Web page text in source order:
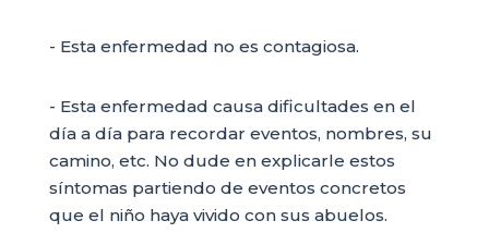
- Esta enfermedad no es contagiosa.
- Esta enfermedad causa dificultades en el
día a día para recordar eventos, nombres, su
camino, etc. No dude en explicarle estos
síntomas partiendo de eventos concretos
que el niño haya vivido con sus abuelos.